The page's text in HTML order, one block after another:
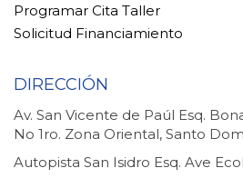
Programar Cita Taller
Solicitud Financiamiento
DIRECCIÓN
Av. San Vicente de Paúl Esq.
No 1ro. Zona Oriental, Santo
Autopista San Isidro Esq. Ave